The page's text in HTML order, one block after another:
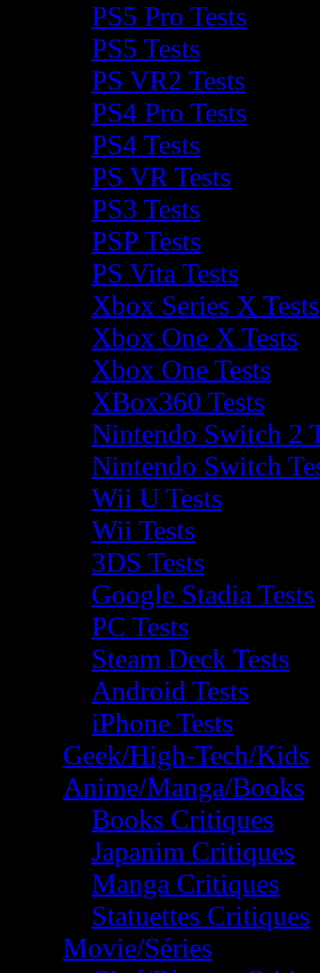
PS5 Pro Tests
PS5 Tests
PS VR2 Tests
PS4 Pro Tests
PS4 Tests
PS VR Tests
PS3 Tests
PSP Tests
PS Vita Tests
Xbox Series X Tests
Xbox One X Tests
Xbox One Tests
XBox360 Tests
Nintendo Switch 2
Nintendo Switch
Wii U Tests
Wii Tests
3DS Tests
Google Stadia Tests
PC Tests
Steam Deck Tests
Android Tests
iPhone Tests
Geek/High-Tech/Kids
Anime/Manga/Books
Books Critiques
Japanim Critiques
Manga Critiques
Statuettes Critiques
Movie/Séries